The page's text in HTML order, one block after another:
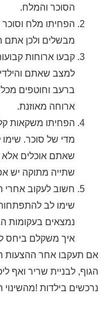
הסוכר והמלח.
הפחיתו מלח
מבשלים ולכן אתם
קבעו ארוחות
למצב שאתם
ברעב וחוטפים
ארוחה מאוזנת.
הפחיתו משקאות
מדי של סוכר.
שאתם אוכלים
שתייה מתוקה יש
חשוב לעקוב אחרי
שימו לב
נמצאים בעקומות
איך משקלם ביחס
אם תעקבו אחר ההצעות
הגוף, לבניית שריר ואף
נרכשים בילדות